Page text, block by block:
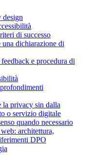
design
di successo
dichiarazione di
e procedura di
la privacy sin dalla
o servizio digitale
quando necessario
architettura,
DPO